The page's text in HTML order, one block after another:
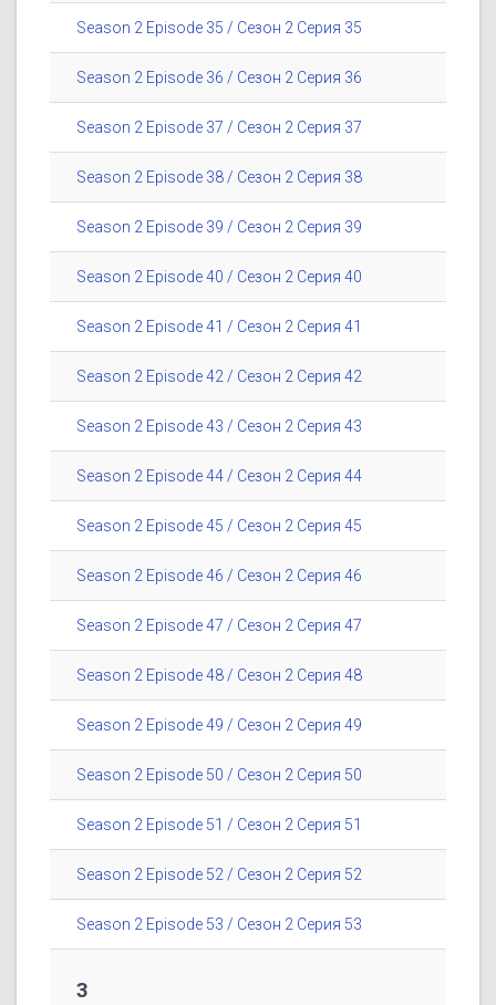
Season 2 Episode 35 / Сезон 2 Серия 35
Season 2 Episode 36 / Сезон 2 Серия 36
Season 2 Episode 37 / Сезон 2 Серия 37
Season 2 Episode 38 / Сезон 2 Серия 38
Season 2 Episode 39 / Сезон 2 Серия 39
Season 2 Episode 40 / Сезон 2 Серия 40
Season 2 Episode 41 / Сезон 2 Серия 41
Season 2 Episode 42 / Сезон 2 Серия 42
Season 2 Episode 43 / Сезон 2 Серия 43
Season 2 Episode 44 / Сезон 2 Серия 44
Season 2 Episode 45 / Сезон 2 Серия 45
Season 2 Episode 46 / Сезон 2 Серия 46
Season 2 Episode 47 / Сезон 2 Серия 47
Season 2 Episode 48 / Сезон 2 Серия 48
Season 2 Episode 49 / Сезон 2 Серия 49
Season 2 Episode 50 / Сезон 2 Серия 50
Season 2 Episode 51 / Сезон 2 Серия 51
Season 2 Episode 52 / Сезон 2 Серия 52
Season 2 Episode 53 / Сезон 2 Серия 53
3